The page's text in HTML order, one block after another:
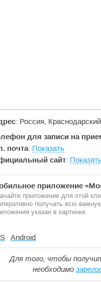
: Россия,
для записи на
почта: Показать
сайт:
приложение
приложение для этой
получать всю
указан в картинке.
Android
Для того, чтобы
необходимо